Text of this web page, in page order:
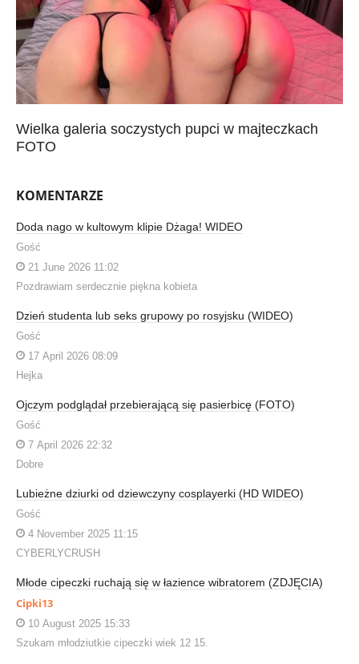
Wielka galeria soczystych pupci w majteczkach
FOTO
KOMENTARZE
Doda nago w kultowym klipie Dżaga! WIDEO
Gość
21 June 2026 11:02
Pozdrawiam serdecznie piękna kobieta
Dzień studenta lub seks grupowy po rosyjsku (WIDEO)
Gość
17 April 2026 08:09
Hejka
Ojczym podglądał przebierającą się pasierbicę (FOTO)
Gość
7 April 2026 22:32
Dobre
Lubieżne dziurki od dziewczyny cosplayerki (HD WIDEO)
Gość
4 November 2025 11:15
CYBERLYCRUSH
Młode cipeczki ruchają się w łazience wibratorem (ZDJĘCIA)
Cipki13
10 August 2025 15:33
Szukam młodziutkie cipeczki wiek 12 15.